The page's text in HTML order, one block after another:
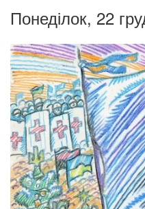
Понеділок, 22